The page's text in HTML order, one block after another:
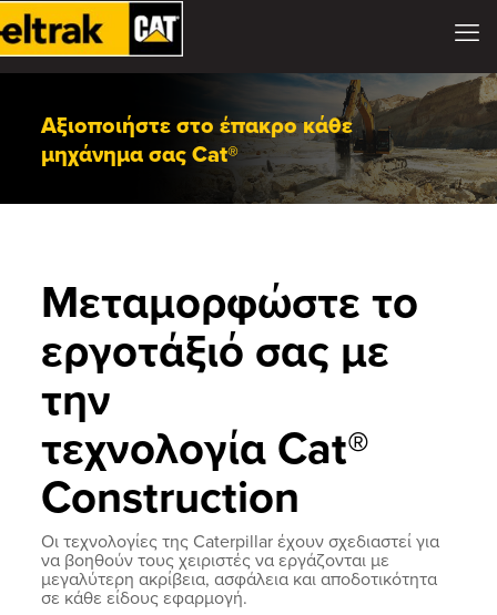
Αξιοποιήστε στο έπακρο κάθε
μηχάνημα σας Cat®
Μεταμορφώστε το
εργοτάξιό σας με
την
τεχνολογία Cat®
Construction
Οι τεχνολογίες της Caterpillar έχουν σχεδιαστεί για
να βοηθούν τους χειριστές να εργάζονται με
μεγαλύτερη ακρίβεια, ασφάλεια και αποδοτικότητα
σε κάθε είδους εφαρμογή.